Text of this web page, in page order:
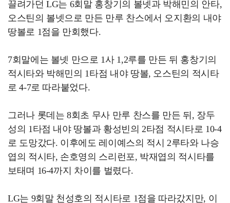
끌려가던 LG는 6회말 홍창기의 볼넷과 박해민의 안타,
오스틴의 볼넷으로 만든 만루 찬스에서 오지환의 내야
땅볼로 1점을 만회했다.
7회말에는 볼넷 만으로 1사 1,2루를 만든 뒤 홍창기의
적시타와 박해민의 1타점 내야 땅볼, 오스틴의 적시타
로 4-7로 따라붙었다.
그러나 롯데는 8회초 무사 만루 찬스를 만든 뒤, 장두
성의 1타점 내야 땅볼과 황성빈의 2타점 적시타로 10-4
로 도망갔다. 이후에도 레이예스의 적시 2루타와 나승
엽의 적시타, 손호영의 스리런포, 박재엽의 적시타를
보태며 16-4까지 차이를 벌렸다.
LG는 9회말 천성호의 적시타로 1점을 따라갔지만, 이